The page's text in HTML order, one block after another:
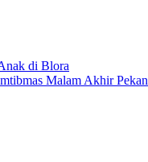
di Blora
Malam Akhir Pekan